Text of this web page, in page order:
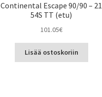
Continental Escape 90/90 – 21
54S TT (etu)
101.05€
Lisää ostoskoriin